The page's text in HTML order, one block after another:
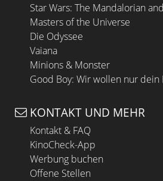
Star Wars: The Mandalorian
Masters of the Universe
Die Odyssee
Vaiana
Minions & Monster
Good Boy: Wir wollen nur dein
KONTAKT UND MEHR
Kontakt & FAQ
KinoCheck-App
Werbung buchen
Offene Stellen